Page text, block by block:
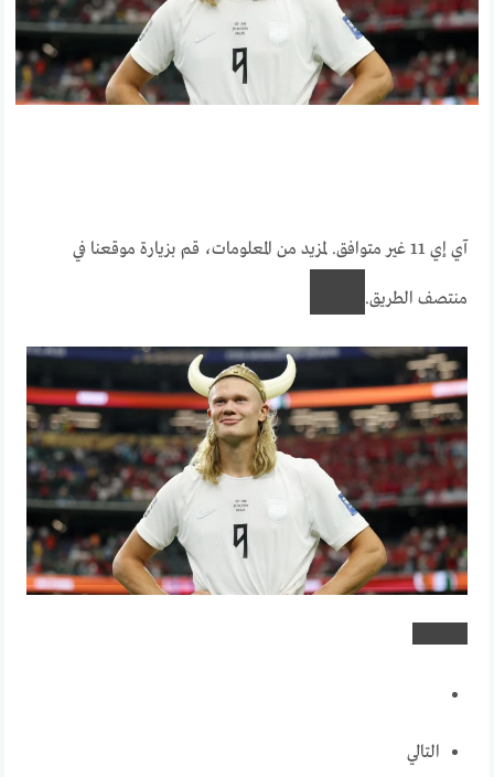
آي إي 11 غير متوافق. لمزيد من المعلومات، قم بزيارة موقعنا في
منتصف الطريق.
التالي